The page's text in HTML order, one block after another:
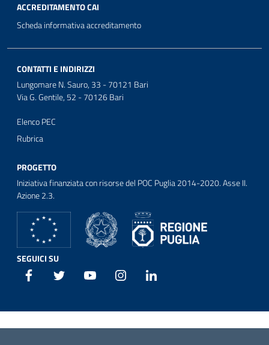
ACCREDITAMENTO CAI
Scheda informativa accreditamento
CONTATTI E INDIRIZZI
Lungomare N. Sauro, 33 - 70121 Bari
Via G. Gentile, 52 - 70126 Bari
Elenco PEC
Rubrica
PROGETTO
Iniziativa finanziata con risorse del POC Puglia 2014-2020. Asse II.
Azione 2.3.
SEGUICI SU
Facebook Twitter Youtube Instagram